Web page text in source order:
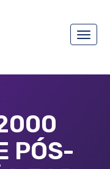
Toggle
PÓS-